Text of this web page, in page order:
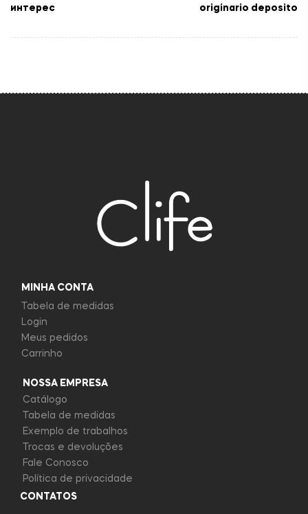
интерес
originario deposito
MINHA CONTA
Tabela de medidas
Login
Meus pedidos
Carrinho
NOSSA EMPRESA
Catálogo
Tabela de medidas
Exemplo de trabalhos
Trocas e devoluções
Fale Conosco
Política de privacidade
CONTATOS